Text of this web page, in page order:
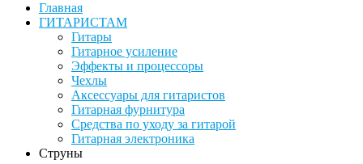
Главная
ГИТАРИСТАМ
Гитары
Гитарное усиление
Эффекты и процессоры
Чехлы
Аксессуары для гитаристов
Гитарная фурнитура
Средства по уходу за гитарой
Гитарная электроника
Струны